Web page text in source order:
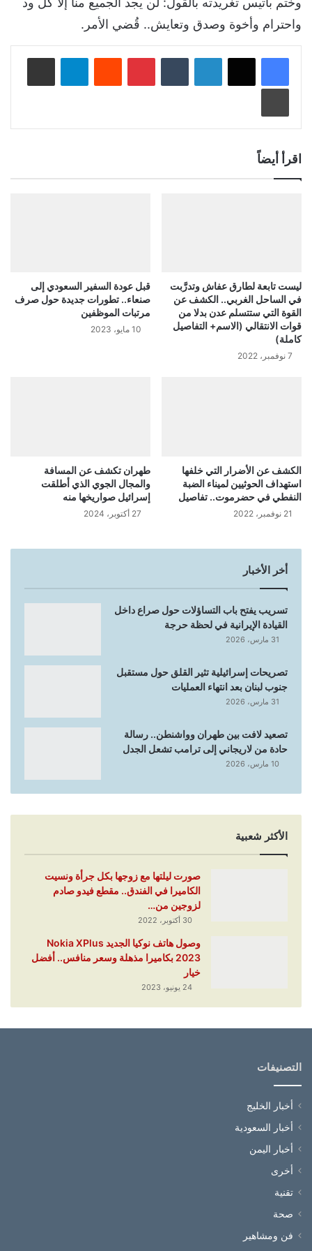
واحترام وأخوة وصدق وتعايش.. قُضي الأمر.
لينكدإن بينتيريست
اقرأ أيضاً
ليست تابعة لطارق عفاش وتدرَّبت
في الساحل الغربي.. الكشف عن
القوة التي ستتسلم عدن بدلا من
قوات الانتقالي (الاسم+ التفاصيل
كاملة)
7 نوفمبر، 2022
قبل عودة السفير السعودي إلى
صنعاء.. تطورات جديدة حول صرف
مرتبات الموظفين
10 مايو، 2023
الكشف عن الأضرار التي خلفها
استهداف الحوثيين لميناء الضبة
النفطي في حضرموت.. تفاصيل
21 نوفمبر، 2022
طهران تكشف عن المسافة
والمجال الجوي الذي أطلقت
إسرائيل صواريخها منه
27 أكتوبر، 2024
أخر الأخبار
تسريب يفتح باب التساؤلات حول صراع داخل
القيادة الإيرانية في لحظة حرجة
31 مارس، 2026
تصريحات إسرائيلية تثير القلق حول مستقبل
جنوب لبنان بعد انتهاء العمليات
31 مارس، 2026
تصعيد لافت بين طهران وواشنطن.. رسالة
حادة من لاريجاني إلى ترامب تشعل الجدل
10 مارس، 2026
الأكثر شعبية
صورت ليلتها مع زوجها بكل جرأة ونسيت
الكاميرا في الفندق.. مقطع فيدو صادم
لزوجين من…
30 أكتوبر، 2022
وصول هاتف نوكيا الجديد Nokia XPlus
2023 بكاميرا مذهلة وسعر منافس.. أفضل
خيار
24 يونيو، 2023
التصنيفات
أخبار الخليج
أخبار السعودية
أخبار اليمن
أخرى
تقنية
صحة
فن ومشاهير